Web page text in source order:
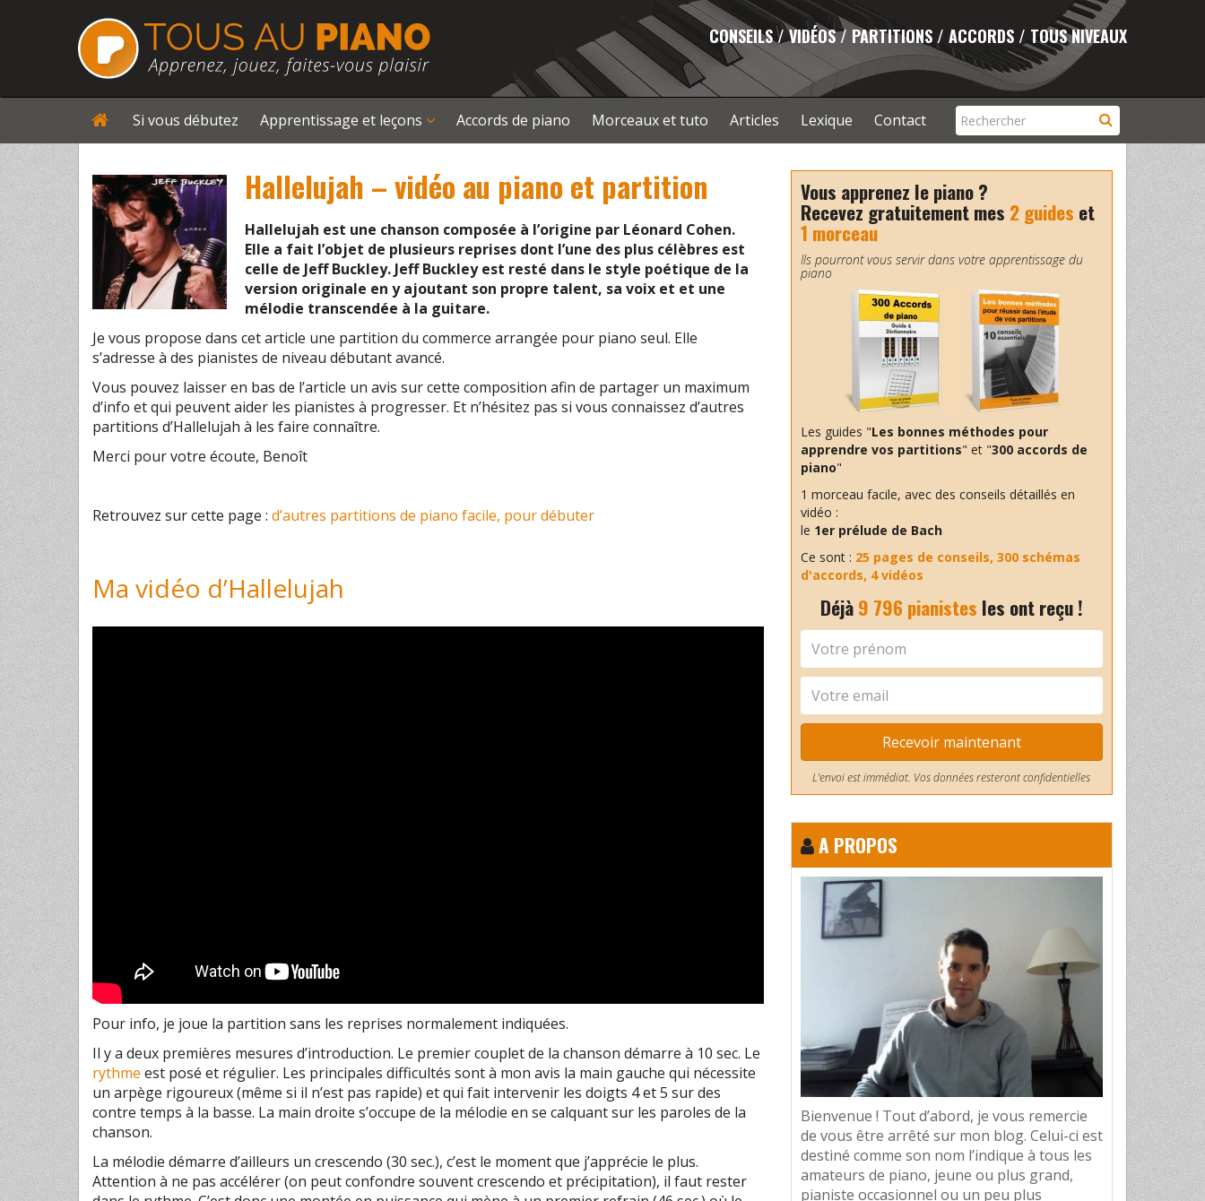
CONSEILS / VIDÉOS / PARTITIONS / ACCORDS / TOUS NIVEAUX
Si vous débutez Apprentissage et leçons Accords de piano Morceaux et tuto Articles Lexique Contact
Hallelujah – vidéo au piano et partition
Hallelujah est une chanson composée à l’origine par Léonard Cohen.
Elle a fait l’objet de plusieurs reprises dont l’une des plus célèbres est
celle de Jeff Buckley. Jeff Buckley est resté dans le style poétique de la
version originale en y ajoutant son propre talent, sa voix et et une
mélodie transcendée à la guitare.
Je vous propose dans cet article une partition du commerce arrangée pour piano seul. Elle
s’adresse à des pianistes de niveau débutant avancé.
Vous pouvez laisser en bas de l’article un avis sur cette composition afin de partager un maximum
d’info et qui peuvent aider les pianistes à progresser. Et n’hésitez pas si vous connaissez d’autres
partitions d’Hallelujah à les faire connaître.
Merci pour votre écoute, Benoît
Retrouvez sur cette page : d’autres partitions de piano facile, pour débuter
Ma vidéo d’Hallelujah
Pour info, je joue la partition sans les reprises normalement indiquées.
Il y a deux premières mesures d’introduction. Le premier couplet de la chanson démarre à 10 sec. Le
rythme est posé et régulier. Les principales difficultés sont à mon avis la main gauche qui nécessite
un arpège rigoureux (même si il n’est pas rapide) et qui fait intervenir les doigts 4 et 5 sur des
contre temps à la basse. La main droite s’occupe de la mélodie en se calquant sur les paroles de la
chanson.
La mélodie démarre d’ailleurs un crescendo (30 sec.), c’est le moment que j’apprécie le plus.
Attention à ne pas accélérer (on peut confondre souvent crescendo et précipitation), il faut rester
Vous apprenez le piano ?
Recevez gratuitement mes 2 guides et
1 morceau
Ils pourront vous servir dans votre apprentissage du
piano
Les guides "Les bonnes méthodes pour
apprendre vos partitions" et "300 accords de
piano"
1 morceau facile, avec des conseils détaillés en
vidéo :
le 1er prélude de Bach
Ce sont : 25 pages de conseils, 300 schémas
d'accords, 4 vidéos
Déjà9 796 pianistes les ont reçu !
Recevoir maintenant
L'envoi est immédiat. Vos données resteront confidentielles
A PROPOS
Bienvenue ! Tout d’abord, je vous remercie
de vous être arrêté sur mon blog. Celui-ci est
destiné comme son nom l’indique à tous les
amateurs de piano, jeune ou plus grand,
pianiste occasionnel ou un peu plus